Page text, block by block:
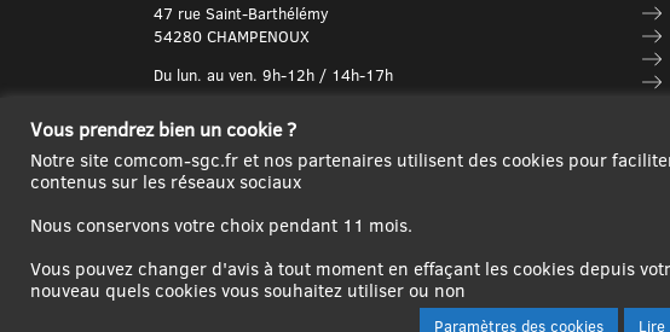
47 rue Saint-Barthélémy
54280 CHAMPENOUX
Du lun. au ven. 9h-12h / 14h-17h
03 83 31 74 37
Vous prendrez bien un cookie ?
Notre site comcom-sgc.fr et nos partenaires utilisent des cookies pour
contenus sur les réseaux sociaux
Nous conservons votre choix pendant 11 mois.
Vous pouvez changer d'avis à tout moment en effaçant les cookies depuis
nouveau quels cookies vous souhaitez utiliser ou non
Paramètres des cookies